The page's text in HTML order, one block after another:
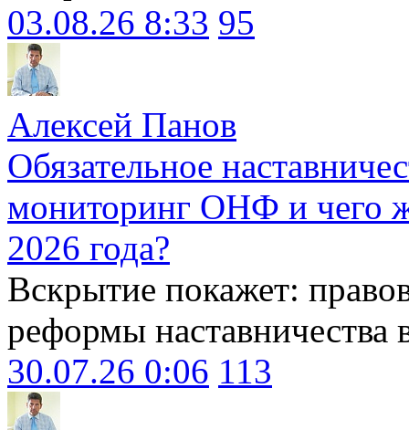
03.08.26 8:33 95
Алексей Панов
Обязательное
мониторинг ОНФ и чего
2026 года?
Вскрытие покажет:
реформы наставничества
30.07.26 0:06 113